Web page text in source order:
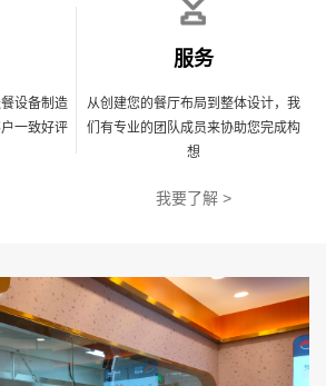
设备制造
一致好评
服务
从创建您的餐厅布局到整体设计，我
们有专业的团队成员来协助您完成构
想
我要了解 >